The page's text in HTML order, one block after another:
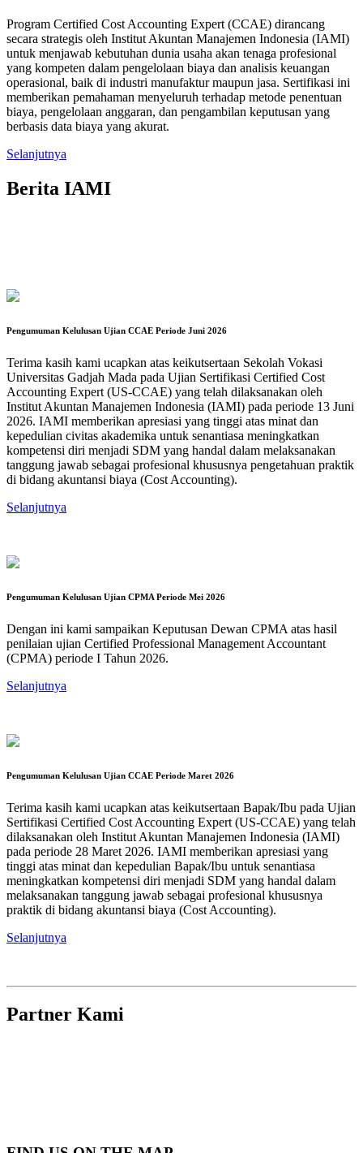
Program Certified Cost Accounting Expert (CCAE) dirancang
secara strategis oleh Institut Akuntan Manajemen Indonesia (IAMI)
untuk menjawab kebutuhan dunia usaha akan tenaga profesional
yang kompeten dalam pengelolaan biaya dan analisis keuangan
operasional, baik di industri manufaktur maupun jasa. Sertifikasi ini
memberikan pemahaman menyeluruh terhadap metode penentuan
biaya, pengelolaan anggaran, dan pengambilan keputusan yang
berbasis data biaya yang akurat.
Selanjutnya
Berita IAMI
Pengumuman Kelulusan Ujian CCAE Periode Juni 2026
Terima kasih kami ucapkan atas keikutsertaan Sekolah Vokasi
Universitas Gadjah Mada pada Ujian Sertifikasi Certified Cost
Accounting Expert (US-CCAE) yang telah dilaksanakan oleh
Institut Akuntan Manajemen Indonesia (IAMI) pada periode 13 Juni
2026. IAMI memberikan apresiasi yang tinggi atas minat dan
kepedulian civitas akademika untuk senantiasa meningkatkan
kompetensi diri menjadi SDM yang handal dalam melaksanakan
tanggung jawab sebagai profesional khususnya pengetahuan praktik
di bidang akuntansi biaya (Cost Accounting).
Selanjutnya
Pengumuman Kelulusan Ujian CPMA Periode Mei 2026
Dengan ini kami sampaikan Keputusan Dewan CPMA atas hasil
penilaian ujian Certified Professional Management Accountant
(CPMA) periode I Tahun 2026.
Selanjutnya
Pengumuman Kelulusan Ujian CCAE Periode Maret 2026
Terima kasih kami ucapkan atas keikutsertaan Bapak/Ibu pada Ujian
Sertifikasi Certified Cost Accounting Expert (US-CCAE) yang telah
dilaksanakan oleh Institut Akuntan Manajemen Indonesia (IAMI)
pada periode 28 Maret 2026. IAMI memberikan apresiasi yang
tinggi atas minat dan kepedulian Bapak/Ibu untuk senantiasa
meningkatkan kompetensi diri menjadi SDM yang handal dalam
melaksanakan tanggung jawab sebagai profesional khususnya
praktik di bidang akuntansi biaya (Cost Accounting).
Selanjutnya
Partner Kami